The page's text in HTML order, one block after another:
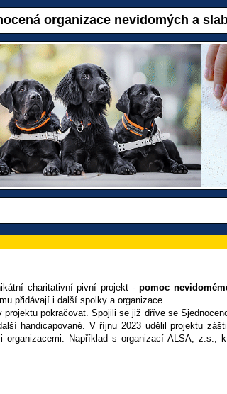
organizace nevidomých a
charitativní pivní projekt -pomoc
přidávají i další spolky a organizace.
projektu pokračovat. Spojili se již dříve se
handicapované. V říjnu 2023 udělil projektu
organizacemi. Například s organizací ALSA,